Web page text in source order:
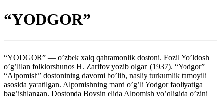
“YODGOR”
“YODGOR” — o’zbek xalq qahramonlik dostoni. Fozil Yo’ldosh
o’g’lilan folklorshunos H. Zarifov yozib olgan (1937). “Yodgor”
“Alpomish” dostonining davomi bo’lib, nasliy turkumlik tamoyili
asosida yaratilgan. Alpomishning mard o’g’li Yodgor faoliyatiga
bag’ishlangan. Dostonda Boysin elida Alpomish yo’qligida o’zini